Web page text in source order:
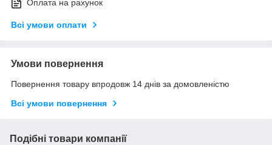
Оплата на рахунок
Всі умови оплати
Умови повернення
Повернення товару впродовж 14 днів за домовленістю
Всі умови повернення
Подібні товари компанії